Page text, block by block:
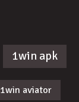
1win apk
1win aviator